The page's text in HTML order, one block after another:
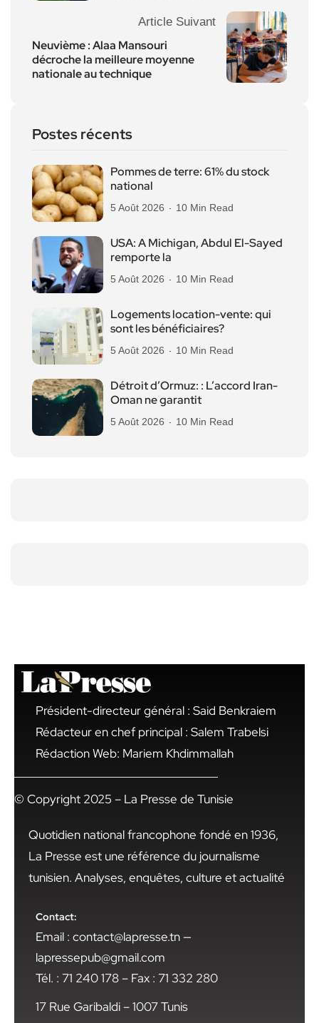
Article Suivant
Neuvième : Alaa Mansouri
décroche la meilleure moyenne
nationale au technique
Postes récents
Pommes de terre: 61% du stock
national
5 Août 2026 10 Min Read
USA: A Michigan, Abdul El-Sayed
remporte la
5 Août 2026 10 Min Read
Logements location-vente: qui
sont les bénéficiaires?
5 Août 2026 10 Min Read
Détroit d’Ormuz: : L’accord Iran-
Oman ne garantit
5 Août 2026 10 Min Read
Président-directeur général : Said Benkraiem
Rédacteur en chef principal : Salem Trabelsi
Rédaction Web: Mariem Khdimmallah
© Copyright 2025 – La Presse de Tunisie
Quotidien national francophone fondé en 1936,
La Presse est une référence du journalisme
tunisien. Analyses, enquêtes, culture et actualité
Contact:
Email : contact@lapresse.tn —
lapressepub@gmail.com
Tél. : 71 240 178 – Fax : 71 332 280
17 Rue Garibaldi – 1007 Tunis